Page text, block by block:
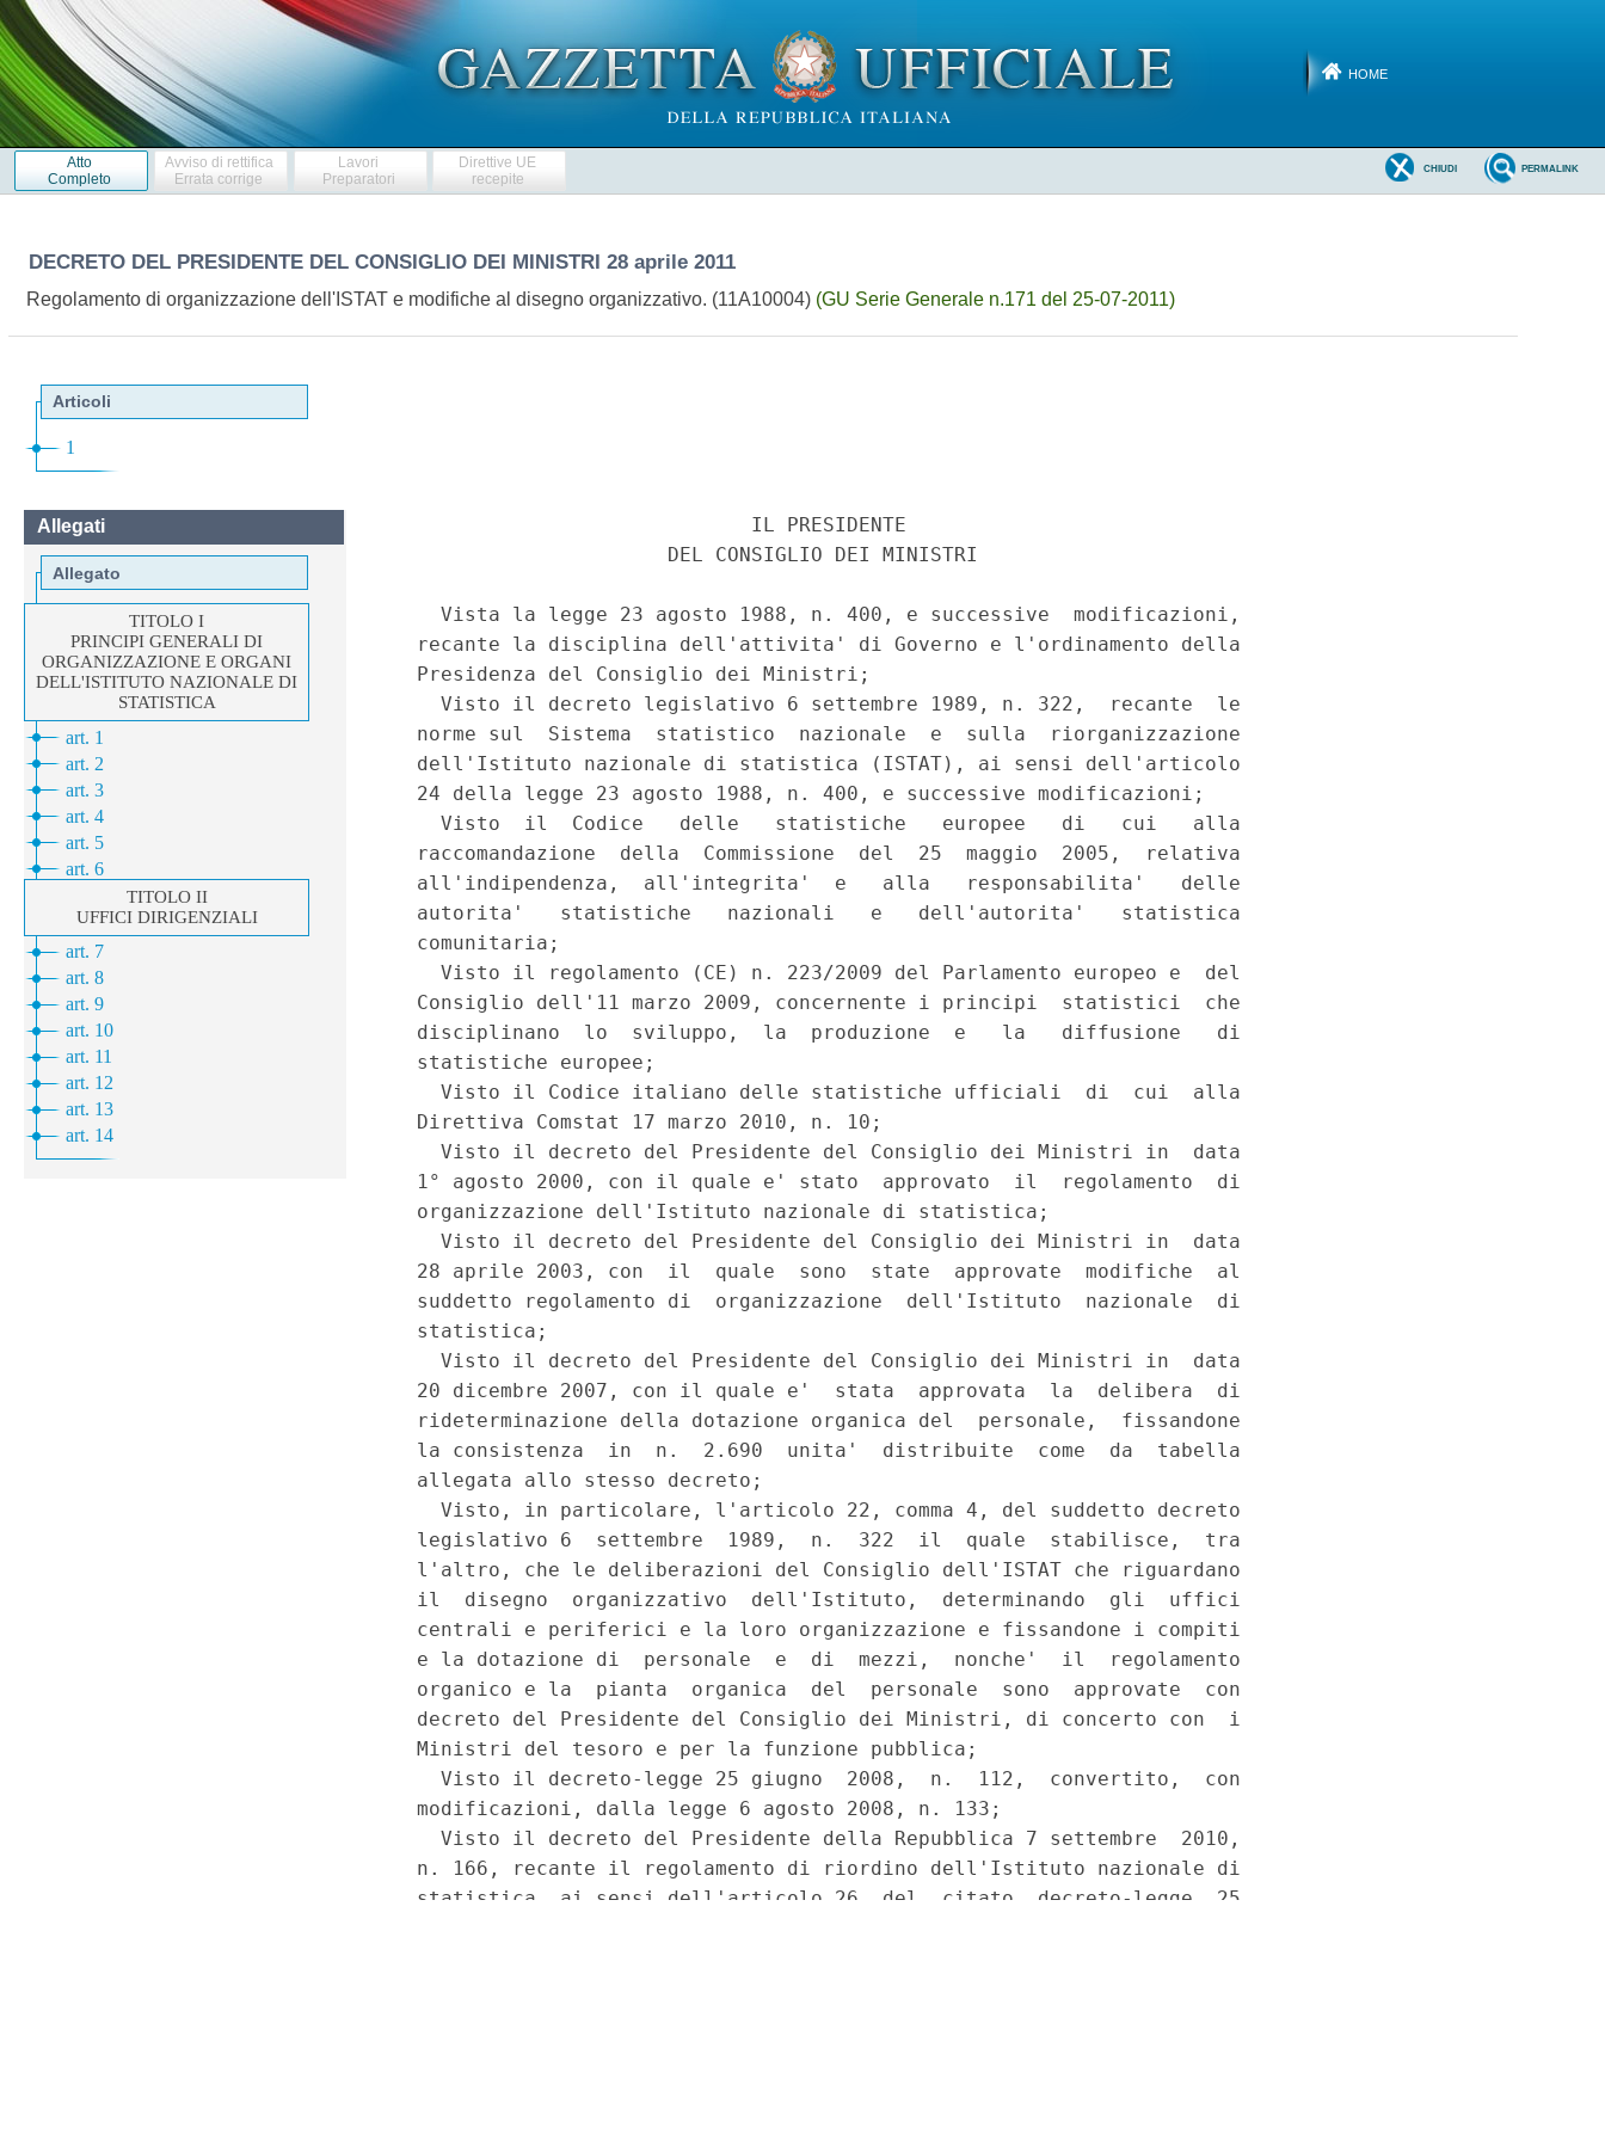
HOME
Atto
Completo
Avviso di rettifica
Errata corrige
Lavori
Preparatori
Direttive UE
recepite
PERMALINK
CHIUDI
DECRETO DEL PRESIDENTE DEL CONSIGLIO DEI MINISTRI 28 aprile 2011
Regolamento di organizzazione dell'ISTAT e modifiche al disegno organizzativo. (11A10004) (GU Serie Generale n.171 del 25-07-2011)